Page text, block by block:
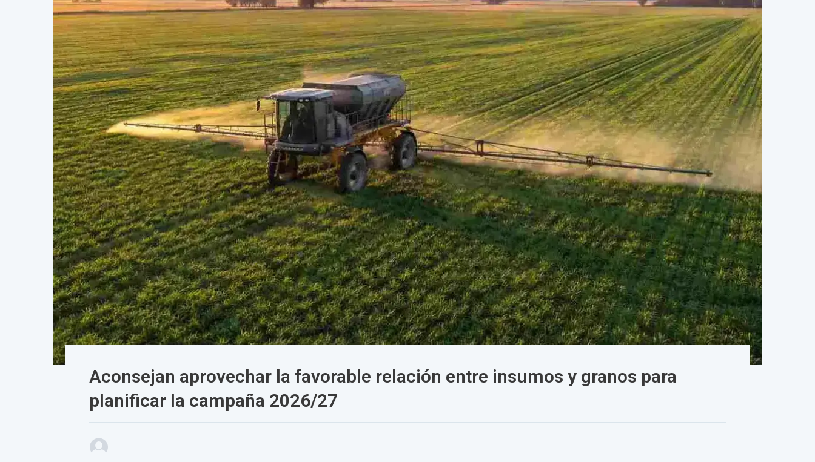
Aconsejan aprovechar la favorable relación entre insumos y granos para
planificar la campaña 2026/27